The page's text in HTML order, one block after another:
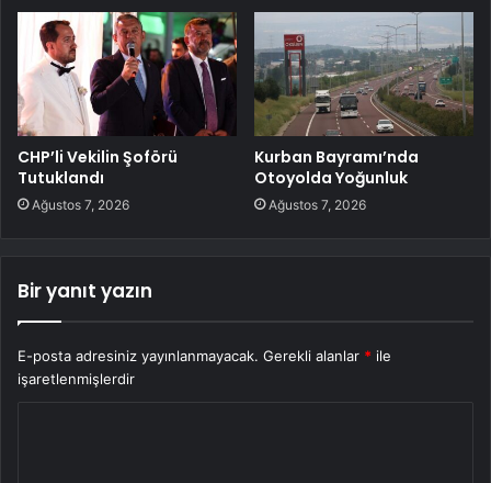
CHP’li Vekilin Şoförü
Tutuklandı
Ağustos 7, 2026
Kurban Bayramı’nda
Otoyolda Yoğunluk
Ağustos 7, 2026
Bir yanıt yazın
E-posta adresiniz yayınlanmayacak. Gerekli alanlar * ile
işaretlenmişlerdir